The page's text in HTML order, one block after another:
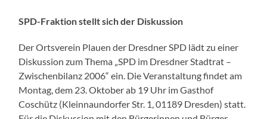
SPD-Fraktion stellt sich der Diskussion
Der Ortsverein Plauen der Dresdner SPD lädt zu einer
Diskussion zum Thema „SPD im Dresdner Stadtrat –
Zwischenbilanz 2006“ ein. Die Veranstaltung findet am
Montag, dem 23. Oktober ab 19 Uhr im Gasthof
Coschütz (Kleinnaundorfer Str. 1, 01189 Dresden) statt.